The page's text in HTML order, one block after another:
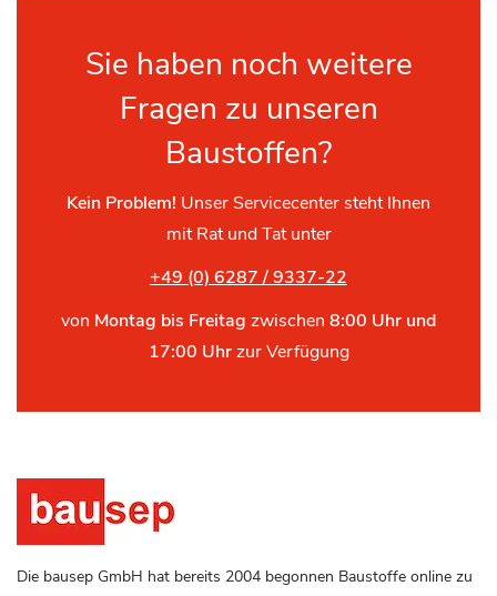
Sie haben noch weitere
Fragen zu unseren
Baustoffen?
Kein Problem! Unser Servicecenter steht Ihnen
mit Rat und Tat unter
+49 (0) 6287 / 9337-22
von Montag bis Freitag zwischen 8:00 Uhr und
17:00 Uhrzur Verfügung
Die bausep GmbH hat bereits 2004 begonnen Baustoffe online zu